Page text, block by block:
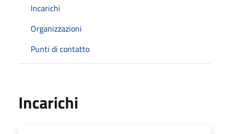
Incarichi
Organizzazioni
Punti di contatto
Incarichi